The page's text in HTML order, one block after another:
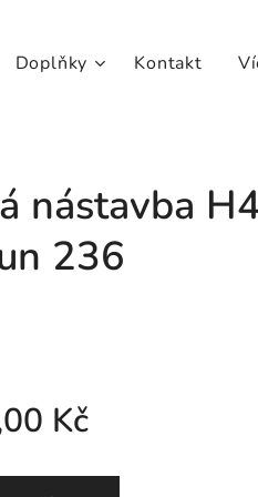
Doplňky Kontakt
nástavba
236
Kč